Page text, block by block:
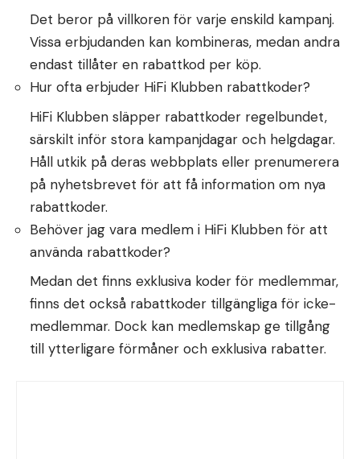
Det beror på villkoren för varje enskild kampanj.
Vissa erbjudanden kan kombineras, medan andra
endast tillåter en rabattkod per köp.
Hur ofta erbjuder HiFi Klubben rabattkoder?
HiFi Klubben släpper rabattkoder regelbundet,
särskilt inför stora kampanjdagar och helgdagar.
Håll utkik på deras webbplats eller prenumerera
på nyhetsbrevet för att få information om nya
rabattkoder.
Behöver jag vara medlem i HiFi Klubben för att
använda rabattkoder?
Medan det finns exklusiva koder för medlemmar,
finns det också rabattkoder tillgängliga för icke-
medlemmar. Dock kan medlemskap ge tillgång
till ytterligare förmåner och exklusiva rabatter.